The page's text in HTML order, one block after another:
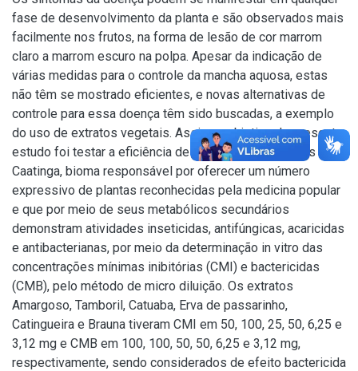
fase de desenvolvimento da planta e são observados mais
facilmente nos frutos, na forma de lesão de cor marrom
claro a marrom escuro na polpa. Apesar da indicação de
várias medidas para o controle da mancha aquosa, estas
não têm se mostrado eficientes, e novas alternativas de
controle para essa doença têm sido buscadas, a exemplo
do uso de extratos vegetais. Assim, o objetivo do presente
estudo foi testar a eficiência de dez extratos vegetais da
Caatinga, bioma responsável por oferecer um número
expressivo de plantas reconhecidas pela medicina popular
e que por meio de seus metabólicos secundários
demonstram atividades inseticidas, antifúngicas, acaricidas
e antibacterianas, por meio da determinação in vitro das
concentrações mínimas inibitórias (CMI) e bactericidas
(CMB), pelo método de micro diluição. Os extratos
Amargoso, Tamboril, Catuaba, Erva de passarinho,
Catingueira e Brauna tiveram CMI em 50, 100, 25, 50, 6,25 e
3,12 mg e CMB em 100, 100, 50, 50, 6,25 e 3,12 mg,
respectivamente, sendo considerados de efeito bactericida